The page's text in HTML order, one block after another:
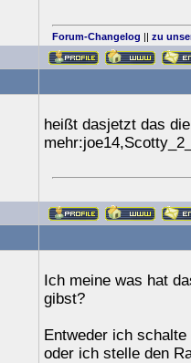
Forum-Changelog || zu
heißt dasjetzt das
Ich meine was hat
gibst?
Entweder ich
oder ich stelle den